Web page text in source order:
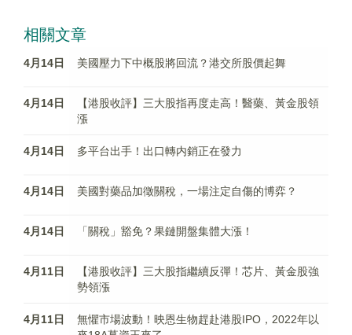
相關文章
4月14日 美國壓力下中概股將回流？港交所股價起舞
4月14日
【港股收評】三大股指再度走高！醫藥、黃金股領
漲
4月14日 多平台出手！出口轉内銷正在發力
4月14日 美國對藥品加徵關稅，一場注定自傷的博弈？
4月14日 「關稅」豁免？果鏈開盤集體大漲！
4月11日
【港股收評】三大股指繼續反彈！芯片、黃金股強
勢領漲
4月11日
無懼市場波動！映恩生物趕赴港股IPO，2022年以